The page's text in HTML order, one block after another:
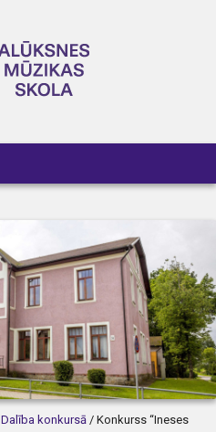
Dalība konkursā/ Konkurss “Ineses